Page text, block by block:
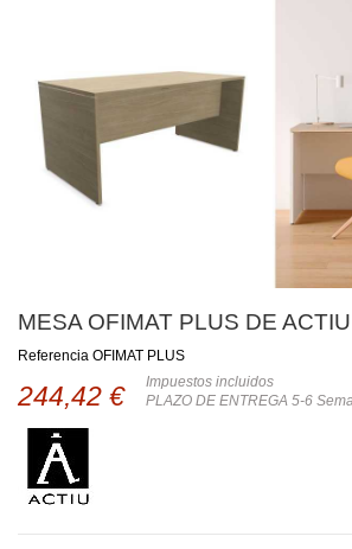
MESA OFIMAT PLUS DE ACTIU
Referencia OFIMAT PLUS
244,42 €
Impuestos incluidos
PLAZO DE ENTREGA 5-6